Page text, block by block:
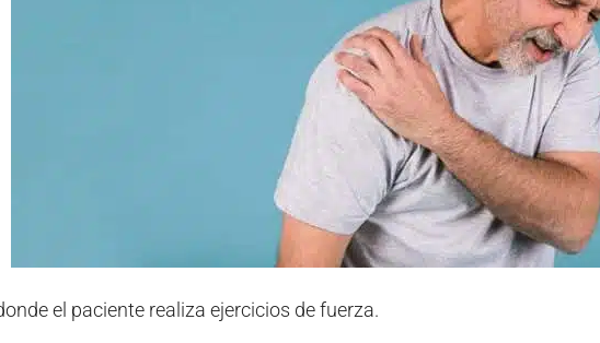
el paciente realiza ejercicios de fuerza.